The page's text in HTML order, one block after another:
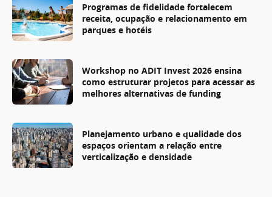
Programas de fidelidade fortalecem
receita, ocupação e relacionamento em
parques e hotéis
Workshop no ADIT Invest 2026 ensina
como estruturar projetos para acessar as
melhores alternativas de funding
Planejamento urbano e qualidade dos
espaços orientam a relação entre
verticalização e densidade